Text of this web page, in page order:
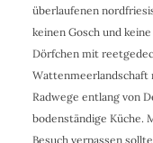
überlaufenen
keinen Gosch und
Dörfchen mit
Wattenmeerlandschaft
Radwege entlang von
bodenständige Küche.
Besuch verpassen